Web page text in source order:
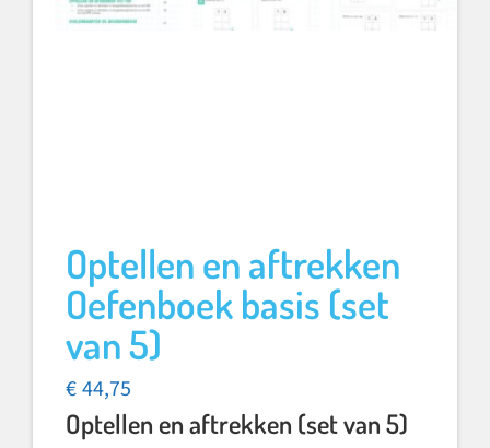
Optellen en aftrekken
Oefenboek basis (set
van 5)
€44,75
Optellen en aftrekken (set van 5)